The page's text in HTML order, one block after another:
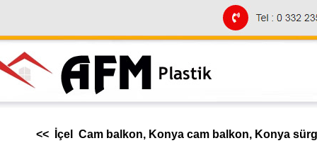
<< İçel Cam balkon, Konya cam balkon, Konya